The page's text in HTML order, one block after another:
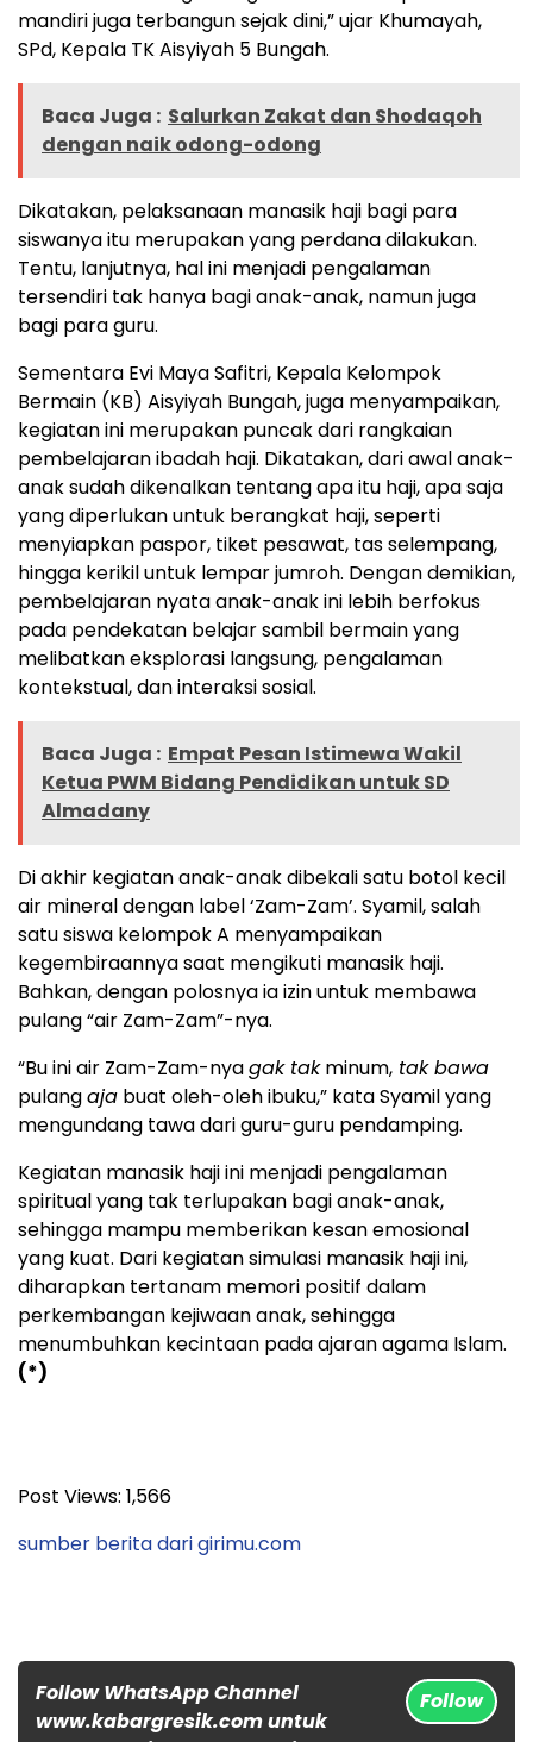
mandiri juga terbangun sejak dini,” ujar Khumayah,
SPd, Kepala TK Aisyiyah 5 Bungah.
Baca Juga : Salurkan Zakat dan Shodaqoh
dengan naik odong-odong
Dikatakan, pelaksanaan manasik haji bagi para
siswanya itu merupakan yang perdana dilakukan.
Tentu, lanjutnya, hal ini menjadi pengalaman
tersendiri tak hanya bagi anak-anak, namun juga
bagi para guru.
Sementara Evi Maya Safitri, Kepala Kelompok
Bermain (KB) Aisyiyah Bungah, juga menyampaikan,
kegiatan ini merupakan puncak dari rangkaian
pembelajaran ibadah haji. Dikatakan, dari awal anak-
anak sudah dikenalkan tentang apa itu haji, apa saja
yang diperlukan untuk berangkat haji, seperti
menyiapkan paspor, tiket pesawat, tas selempang,
hingga kerikil untuk lempar jumroh. Dengan demikian,
pembelajaran nyata anak-anak ini lebih berfokus
pada pendekatan belajar sambil bermain yang
melibatkan eksplorasi langsung, pengalaman
kontekstual, dan interaksi sosial.
Baca Juga : Empat Pesan Istimewa Wakil
Ketua PWM Bidang Pendidikan untuk SD
Almadany
Di akhir kegiatan anak-anak dibekali satu botol kecil
air mineral dengan label ‘Zam-Zam’. Syamil, salah
satu siswa kelompok A menyampaikan
kegembiraannya saat mengikuti manasik haji.
Bahkan, dengan polosnya ia izin untuk membawa
pulang “air Zam-Zam”-nya.
“Bu ini air Zam-Zam-nyagak takminum, tak bawa
pulangaja buat oleh-oleh ibuku,” kata Syamil yang
mengundang tawa dari guru-guru pendamping.
Kegiatan manasik haji ini menjadi pengalaman
spiritual yang tak terlupakan bagi anak-anak,
sehingga mampu memberikan kesan emosional
yang kuat. Dari kegiatan simulasi manasik haji ini,
diharapkan tertanam memori positif dalam
perkembangan kejiwaan anak, sehingga
menumbuhkan kecintaan pada ajaran agama Islam.
(*)
Post Views: 1,566
sumber berita dari girimu.com
Follow WhatsApp Channel
www.kabargresik.com untuk
Follow